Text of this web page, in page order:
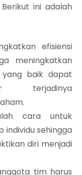
ini adalah
efisiensi
meningkatkan
yang baik dapat
terjadinya
cara untuk
individu sehingga
diri menjadi
tim harus